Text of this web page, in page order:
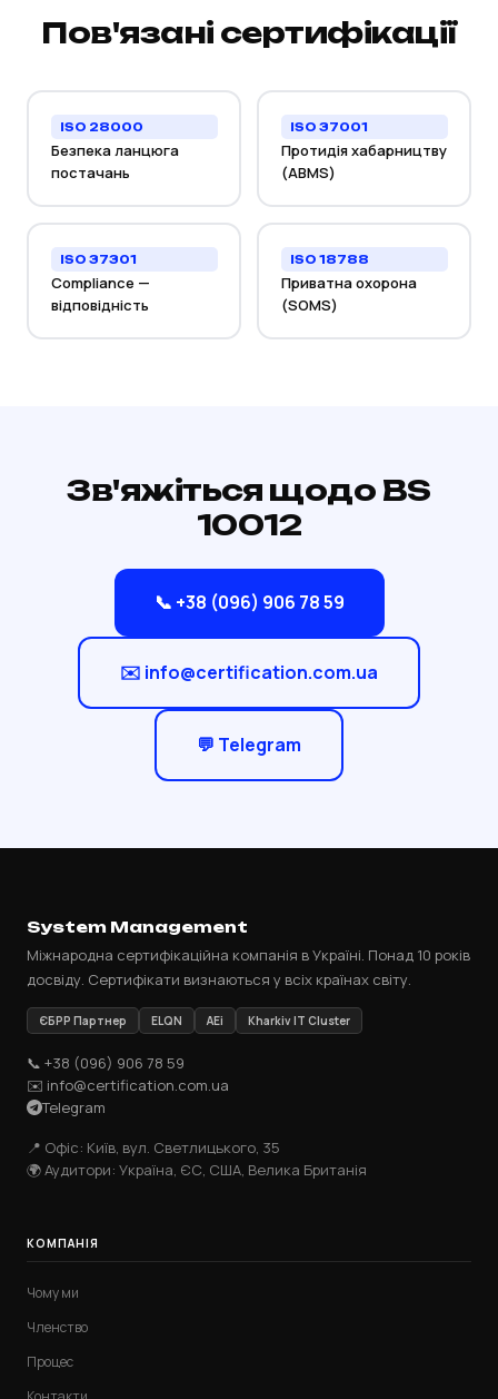
Пов'язані сертифікації
ISO 28000
Безпека ланцюга
постачань
ISO 37001
Протидія хабарництву
(ABMS)
ISO 37301
Compliance —
відповідність
ISO 18788
Приватна охорона
(SOMS)
Зв'яжіться щодо BS
10012
📞 +38 (096) 906 78 59
✉️ info@certification.com.ua
💬 Telegram
System Management
Міжнародна сертифікаційна компанія в Україні. Понад 10 років
досвіду. Сертифікати визнаються у всіх країнах світу.
ЄБРР Партнер ELQN AEi Kharkiv IT Cluster
📞 +38 (096) 906 78 59
✉️ info@certification.com.ua
Telegram
📍 Офіс: Київ, вул. Светлицького, 35
🌍 Аудитори: Україна, ЄС, США, Велика Британія
КОМПАНІЯ
Чому ми
Членство
Процес